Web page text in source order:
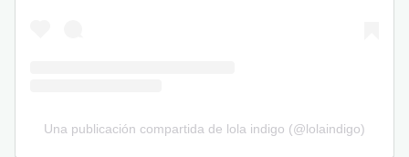
Una publicación compartida de lola indigo (@lolaindigo)